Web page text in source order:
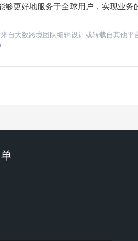
够更好地服务于全球用户，实现业务
自大数跨境团队编辑设计或转载自其他